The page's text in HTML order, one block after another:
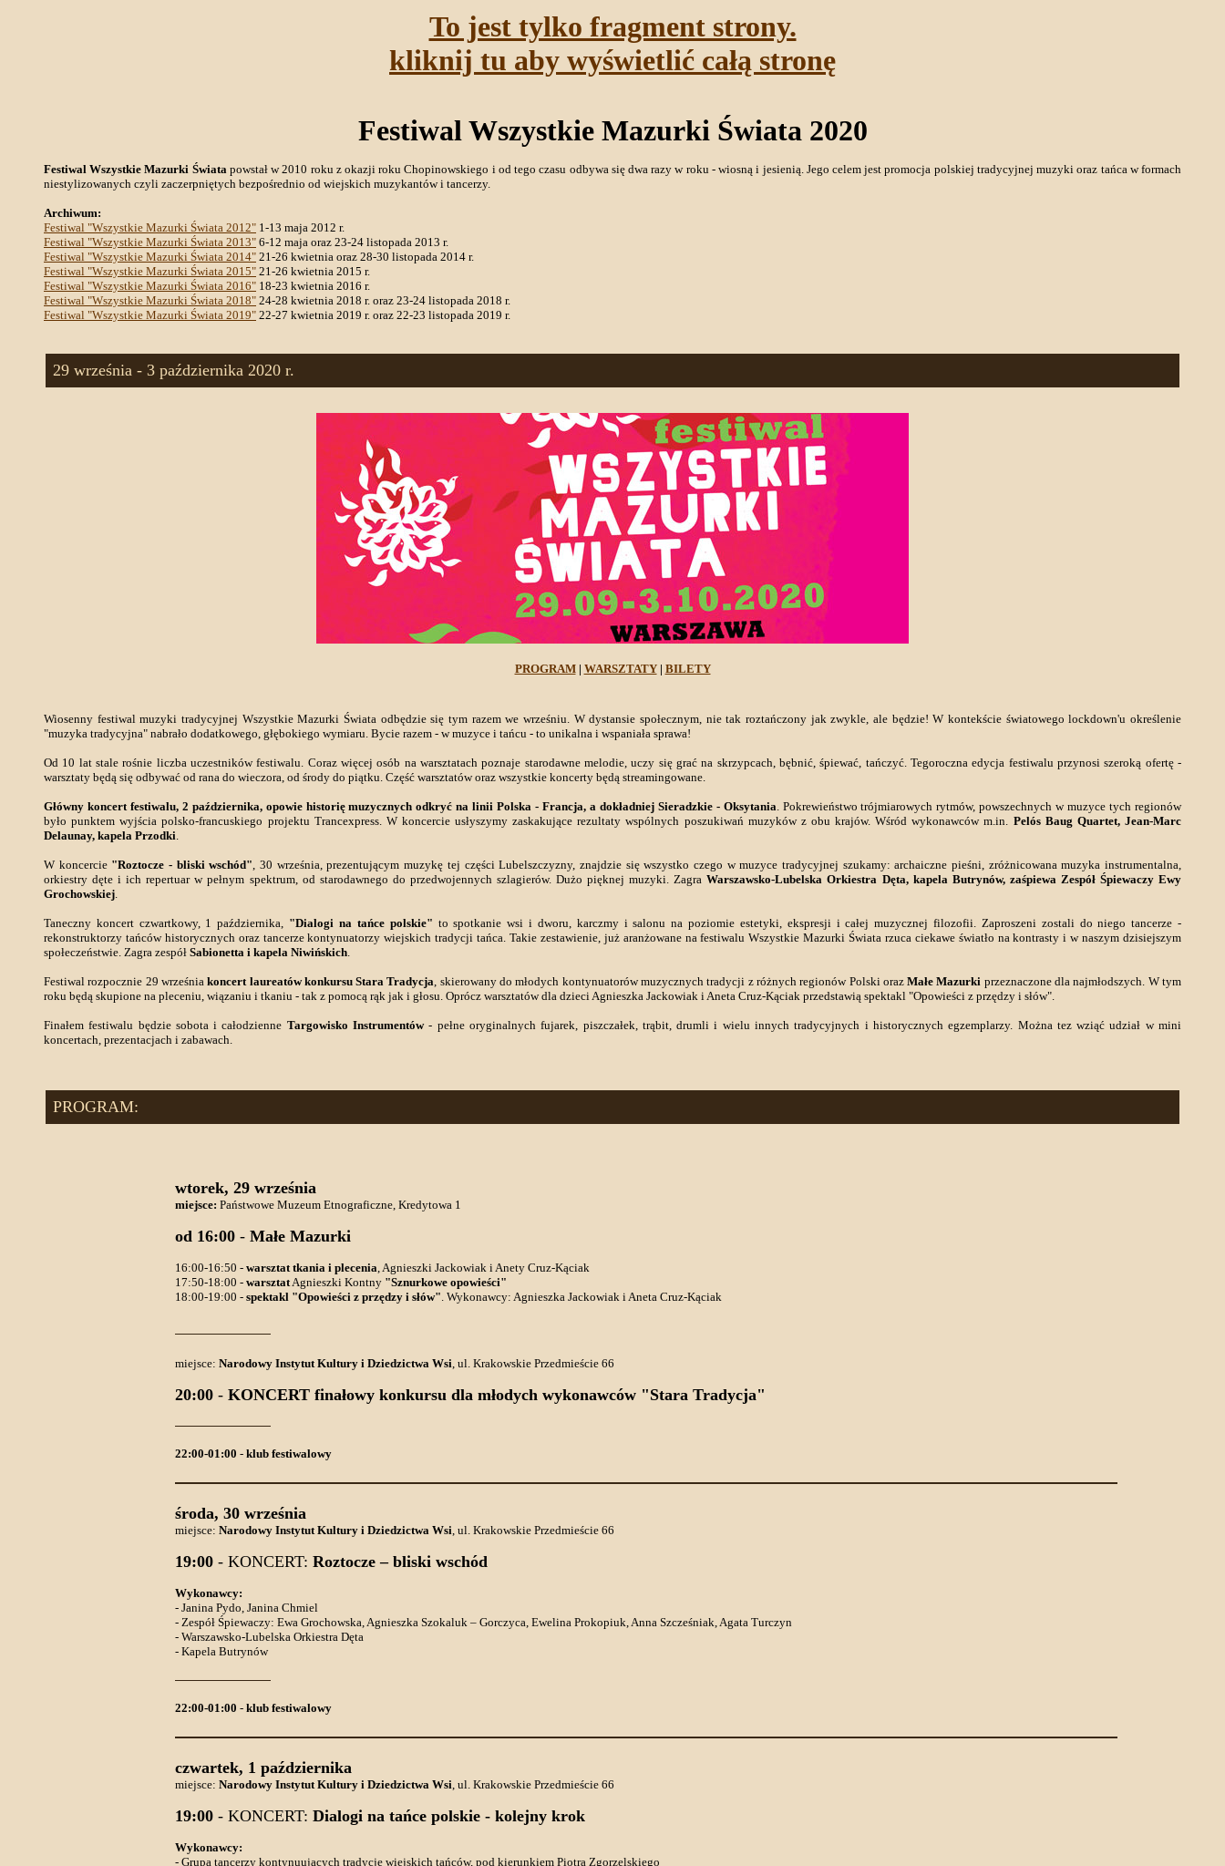
To jest tylko fragment strony.
kliknij tu aby wyświetlić całą stronę
Festiwal Wszystkie Mazurki Świata 2020
Festiwal Wszystkie Mazurki Światapowstał w 2010 roku z okazji roku Chopinowskiego i od tego czasu odbywa się dwa razy w roku - wiosną i jesienią. Jego celem jest promocja polskiej tradycyjnej muzyki oraz tańca w formach
niestylizowanych czyli zaczerpniętych bezpośrednio od wiejskich muzykantów i tancerzy.
Archiwum:
Festiwal "Wszystkie Mazurki Świata 2012" 1-13 maja 2012 r.
Festiwal "Wszystkie Mazurki Świata 2013" 6-12 maja oraz 23-24 listopada 2013 r.
Festiwal "Wszystkie Mazurki Świata 2014" 21-26 kwietnia oraz 28-30 listopada 2014 r.
Festiwal "Wszystkie Mazurki Świata 2015" 21-26 kwietnia 2015 r.
Festiwal "Wszystkie Mazurki Świata 2016" 18-23 kwietnia 2016 r.
Festiwal "Wszystkie Mazurki Świata 2018" 24-28 kwietnia 2018 r. oraz 23-24 listopada 2018 r.
Festiwal "Wszystkie Mazurki Świata 2019" 22-27 kwietnia 2019 r. oraz 22-23 listopada 2019 r.
29 września - 3 października 2020 r.
PROGRAM| WARSZTATY| BILETY
Wiosenny festiwal muzyki tradycyjnej Wszystkie Mazurki Świata odbędzie się tym razem we wrześniu. W dystansie społecznym, nie tak roztańczony jak zwykle, ale będzie! W kontekście światowego lockdown'u określenie
"muzyka tradycyjna" nabrało dodatkowego, głębokiego wymiaru. Bycie razem - w muzyce i tańcu - to unikalna i wspaniała sprawa!
Od 10 lat stale rośnie liczba uczestników festiwalu. Coraz więcej osób na warsztatach poznaje starodawne melodie, uczy się grać na skrzypcach, bębnić, śpiewać, tańczyć. Tegoroczna edycja festiwalu przynosi szeroką ofertę -
warsztaty będą się odbywać od rana do wieczora, od środy do piątku. Część warsztatów oraz wszystkie koncerty będą streamingowane.
Główny koncert festiwalu, 2 października, opowie historię muzycznych odkryć na linii Polska - Francja, a dokładniej Sieradzkie - Oksytania. Pokrewieństwo trójmiarowych rytmów, powszechnych w muzyce tych regionów
było punktem wyjścia polsko-francuskiego projektu Trancexpress. W koncercie usłyszymy zaskakujące rezultaty wspólnych poszukiwań muzyków z obu krajów. Wśród wykonawców m.in. Pelós Baug Quartet, Jean-Marc
Delaunay, kapela Przodki.
W koncercie "Roztocze - bliski wschód", 30 września, prezentującym muzykę tej części Lubelszczyzny, znajdzie się wszystko czego w muzyce tradycyjnej szukamy: archaiczne pieśni, zróżnicowana muzyka instrumentalna,
orkiestry dęte i ich repertuar w pełnym spektrum, od starodawnego do przedwojennych szlagierów. Dużo pięknej muzyki. ZagraWarszawsko-Lubelska Orkiestra Dęta, kapela Butrynów, zaśpiewa Zespół Śpiewaczy Ewy
Grochowskiej.
Taneczny koncert czwartkowy, 1 października, "Dialogi na tańce polskie" to spotkanie wsi i dworu, karczmy i salonu na poziomie estetyki, ekspresji i całej muzycznej filozofii. Zaproszeni zostali do niego tancerze -
rekonstruktorzy tańców historycznych oraz tancerze kontynuatorzy wiejskich tradycji tańca. Takie zestawienie, już aranżowane na festiwalu Wszystkie Mazurki Świata rzuca ciekawe światło na kontrasty i w naszym dzisiejszym
społeczeństwie. Zagra zespół Sabionetta i kapela Niwińskich.
Festiwal rozpocznie 29 wrześniakoncert laureatów konkursu Stara Tradycja, skierowany do młodych kontynuatorów muzycznych tradycji z różnych regionów Polski orazMałe Mazurki przeznaczone dla najmłodszych. W tym
roku będą skupione na pleceniu, wiązaniu i tkaniu - tak z pomocą rąk jak i głosu. Oprócz warsztatów dla dzieci Agnieszka Jackowiak i Aneta Cruz-Kąciak przedstawią spektakl "Opowieści z przędzy i słów".
Finałem festiwalu będzie sobota i całodzienne Targowisko Instrumentów- pełne oryginalnych fujarek, piszczałek, trąbit, drumli i wielu innych tradycyjnych i historycznych egzemplarzy. Można tez wziąć udział w mini
koncertach, prezentacjach i zabawach.
PROGRAM:
wtorek, 29 września
miejsce: Państwowe Muzeum Etnograficzne, Kredytowa 1
od 16:00- Małe Mazurki
16:00-16:50 - warsztat tkania i plecenia, Agnieszki Jackowiak i Anety Cruz-Kąciak
17:50-18:00 - warsztatAgnieszki Kontny "Sznurkowe opowieści"
18:00-19:00 - spektakl "Opowieści z przędzy i słów". Wykonawcy: Agnieszka Jackowiak i Aneta Cruz-Kąciak
miejsce: Narodowy Instytut Kultury i Dziedzictwa Wsi, ul. Krakowskie Przedmieście 66
20:00- KONCERT finałowy konkursu dla młodych wykonawców "Stara Tradycja"
22:00-01:00 - klub festiwalowy
środa, 30 września
miejsce: Narodowy Instytut Kultury i Dziedzictwa Wsi, ul. Krakowskie Przedmieście 66
19:00- KONCERT: Roztocze – bliski wschód
Wykonawcy:
- Janina Pydo, Janina Chmiel
- Zespół Śpiewaczy: Ewa Grochowska, Agnieszka Szokaluk – Gorczyca, Ewelina Prokopiuk, Anna Szcześniak, Agata Turczyn
- Warszawsko-Lubelska Orkiestra Dęta
- Kapela Butrynów
22:00-01:00 - klub festiwalowy
czwartek, 1 października
miejsce: Narodowy Instytut Kultury i Dziedzictwa Wsi, ul. Krakowskie Przedmieście 66
19:00- KONCERT: Dialogi na tańce polskie - kolejny krok
Wykonawcy:
- Grupa tancerzy kontynuujących tradycje wiejskich tańców, pod kierunkiem Piotra Zgorzelskiego